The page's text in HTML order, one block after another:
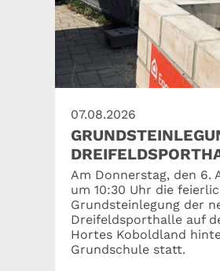
07.08.2026
Am Donnerstag, den 6.
um 10:30 Uhr die
Grundsteinlegung der
Dreifeldsporthalle auf
Hortes Koboldland
Grundschule statt.